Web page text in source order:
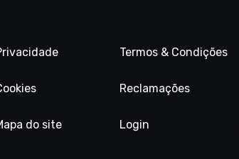
Termos & Condições
Reclamações
do site Login